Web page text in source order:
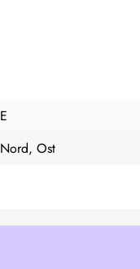
E
Nord, Ost